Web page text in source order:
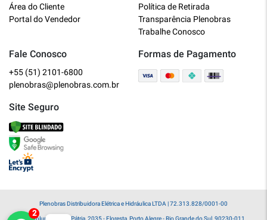
Área do Cliente
Portal do Vendedor
Política de Retirada
Transparência Plenobras
Trabalhe Conosco
Fale Conosco
+55 (51) 2101-6800
plenobras@plenobras.com.br
Formas de Pagamento
Site Seguro
Plenobras Distribuidora Elétrica e Hidráulica LTDA | 72.313.828/0001-00
Av. Voluntários da Pátria, 2035 - Floresta, Porto Alegre - Rio Grande do Sul, 90230-011
Bem vindo a Plenobras! Aqui você
encontra toda a linha de materiais
O que você deseja?